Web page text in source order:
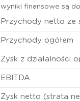
wyniki finansowe są
Przychody netto ze
Przychody ogółem
Zysk z działalności
EBITDA
Zysk netto (strata